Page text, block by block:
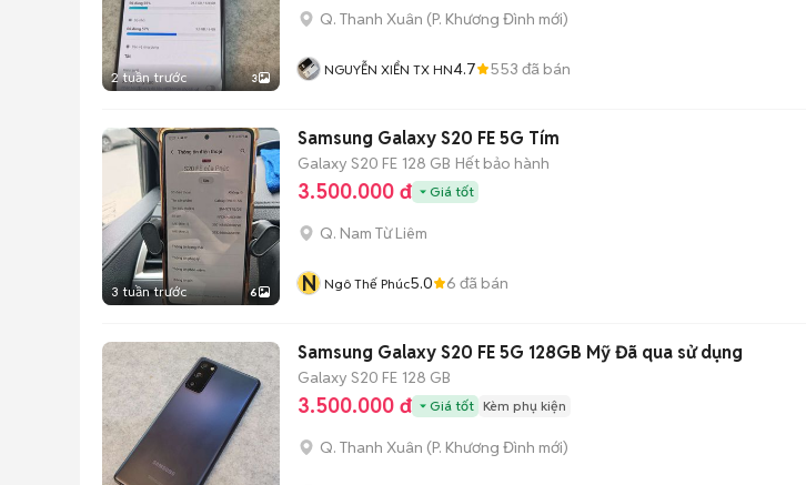
2 tuần trước 3
Q. Thanh Xuân (P. Khương Đình mới)
NGUYỄN XIỂN TX HN4.7 553 đã bán
3 tuần trước 6
Samsung Galaxy S20 FE 5G Tím
Galaxy S20 FE 128 GB Hết bảo hành
3.500.000 đ Giá tốt
Q. Nam Từ Liêm
N Ngô Thế Phúc5.0 6 đã bán
Samsung Galaxy S20 FE 5G 128GB Mỹ Đã qua sử dụng
Galaxy S20 FE 128 GB
3.500.000 đ Giá tốt Kèm phụ kiện
Q. Thanh Xuân (P. Khương Đình mới)